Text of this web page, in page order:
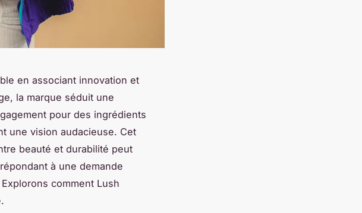
en associant innovation et
la marque séduit une
pour des ingrédients
une vision audacieuse. Cet
beauté et durabilité peut
à une demande
comment Lush